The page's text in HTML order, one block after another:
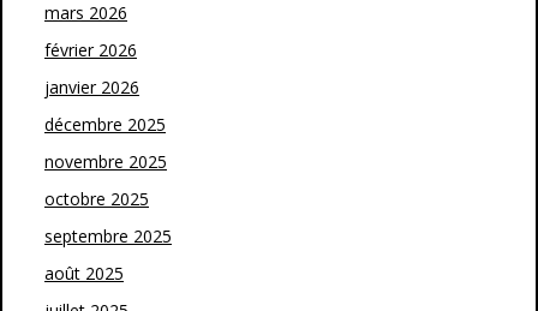
mars 2026
février 2026
janvier 2026
décembre 2025
novembre 2025
octobre 2025
septembre 2025
août 2025